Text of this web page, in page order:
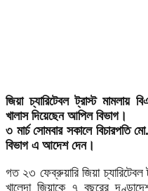
জিয়া চ্যারিটেবল ট্রাস্ট মামলায়
খালাস দিয়েছেন আপিল বিভাগ।
৩ মার্চ সোমবার সকালে
বিভাগ এ আদেশ দেন।
গত ২৩ ফেব্রুয়ারি জিয়া চ্যারিটেবল
খালেদা জিয়াকে ৭ বছরের